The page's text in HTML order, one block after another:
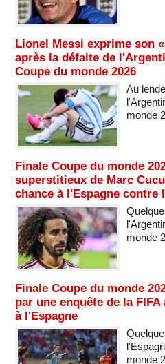
Lionel Messi exprime son
après la défaite de
Coupe du monde 2026
Au
monde
Finale Coupe du monde
superstitieux de Marc
chance à l'Espagne contre
monde
Finale Coupe du monde
par une enquête de la
à l'Espagne
monde